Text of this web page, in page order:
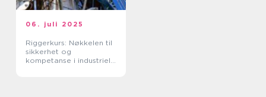
06. juli 2025
Riggerkurs: Nøkkelen til
sikkerhet og
kompetanse i industriell